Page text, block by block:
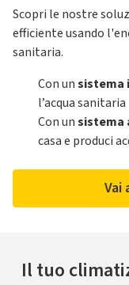
Scopri le nostre
efficiente usando
sanitaria.
Con unsistema
l’acqua sanitaria
Con unsistema
casa e produci
Vai
Il tuo